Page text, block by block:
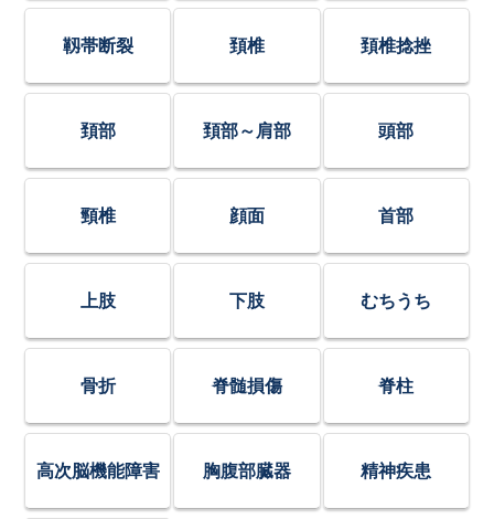
靱帯断裂 頚椎 頚椎捻挫
頚部 頚部～肩部 頭部
頸椎 顔面 首部
上肢 下肢 むちうち
骨折 脊髄損傷 脊柱
高次脳機能障害 胸腹部臓器 精神疾患